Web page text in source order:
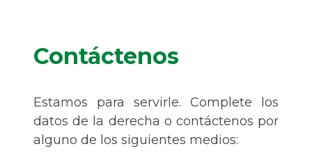
Contáctenos
Estamos para servirle. Complete los
datos de la derecha o contáctenos por
alguno de los siguientes medios: